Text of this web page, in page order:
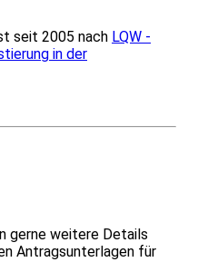
seit 2005 nach LQW -
in der
gerne weitere Details
Antragsunterlagen für